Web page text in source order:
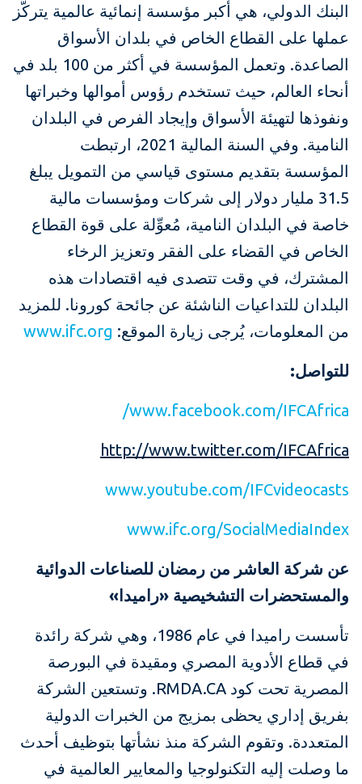
البنك الدولي، هي أكبر مؤسسة إنمائية عالمية يتركَّز
عملها على القطاع الخاص في بلدان الأسواق
الصاعدة. وتعمل المؤسسة في أكثر من 100 بلد في
أنحاء العالم، حيث تستخدم رؤوس أموالها وخبراتها
ونفوذها لتهيئة الأسواق وإيجاد الفرص في البلدان
النامية. وفي السنة المالية 2021، ارتبطت
المؤسسة بتقديم مستوى قياسي من التمويل يبلغ
31.5 مليار دولار إلى شركات ومؤسسات مالية
خاصة في البلدان النامية، مُعوِّلة على قوة القطاع
الخاص في القضاء على الفقر وتعزيز الرخاء
المشترك، في وقت تتصدى فيه اقتصادات هذه
البلدان للتداعيات الناشئة عن جائحة كورونا. للمزيد
من المعلومات، يُرجى زيارة الموقع: www.ifc.org
للتواصل:
www.facebook.com/IFCAfrica/
http://www.twitter.com/IFCAfrica
www.youtube.com/IFCvideocasts
www.ifc.org/SocialMediaIndex
عن شركة العاشر من رمضان للصناعات الدوائية
والمستحضرات التشخيصية «راميدا»
تأسست راميدا في عام 1986، وهي شركة رائدة
في قطاع الأدوية المصري ومقيدة في البورصة
المصرية تحت كود RMDA.CA. وتستعين الشركة
بفريق إداري يحظى بمزيج من الخبرات الدولية
المتعددة. وتقوم الشركة منذ نشأتها بتوظيف أحدث
ما وصلت إليه التكنولوجيا والمعايير العالمية في